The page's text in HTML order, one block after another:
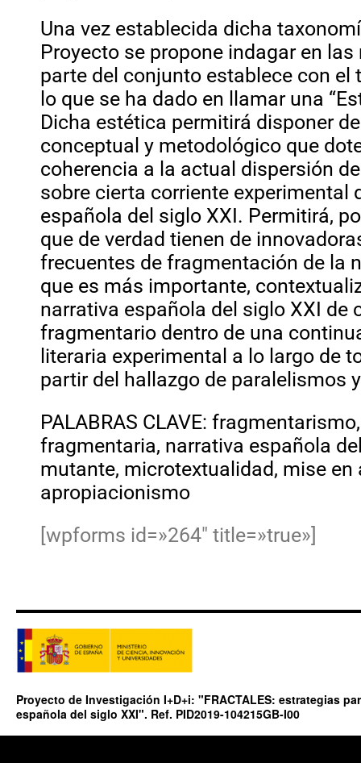
Una vez establecida dicha
Proyecto se propone indagar en
parte del conjunto establece con el
lo que se ha dado en llamar una
Dicha estética permitirá disponer
conceptual y metodológico que
coherencia a la actual dispersión
sobre cierta corriente experimental
española del siglo XXI. Permitirá,
que de verdad tienen de
frecuentes de fragmentación de la
que es más importante,
narrativa española del siglo XXI de
fragmentario dentro de una
literaria experimental a lo largo de
partir del hallazgo de paralelismos
PALABRAS CLAVE:
fragmentaria, narrativa española
mutante, microtextualidad, mise en
apropiacionismo
[wpforms id=»264″ title=»true»]
Proyecto de Investigación I+D+i: "FRACTALES: estrategias
española del siglo XXI". Ref. PID2019-104215GB-I00